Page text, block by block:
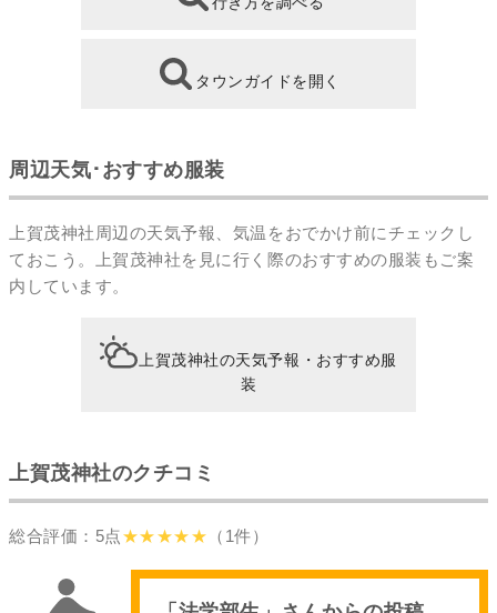
タウンガイドを開く
周辺天気･おすすめ服装
上賀茂神社周辺の天気予報、気温をおでかけ前にチェックし
ておこう。上賀茂神社を見に行く際のおすすめの服装もご案
内しています。
上賀茂神社の天気予報・おすすめ服
装
上賀茂神社のクチコミ
総合評価：5点★★★★★ （1件）